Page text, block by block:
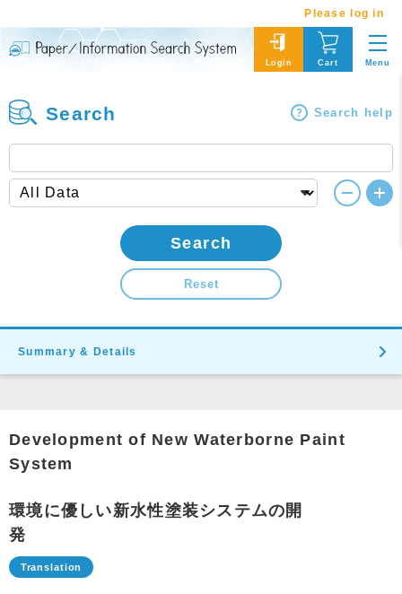
Please log in
Login Cart Menu
Search Search help
Search
Reset
Summary & Details
Development of New Waterborne Paint
System
環境に優しい新水性塗装システムの開
発